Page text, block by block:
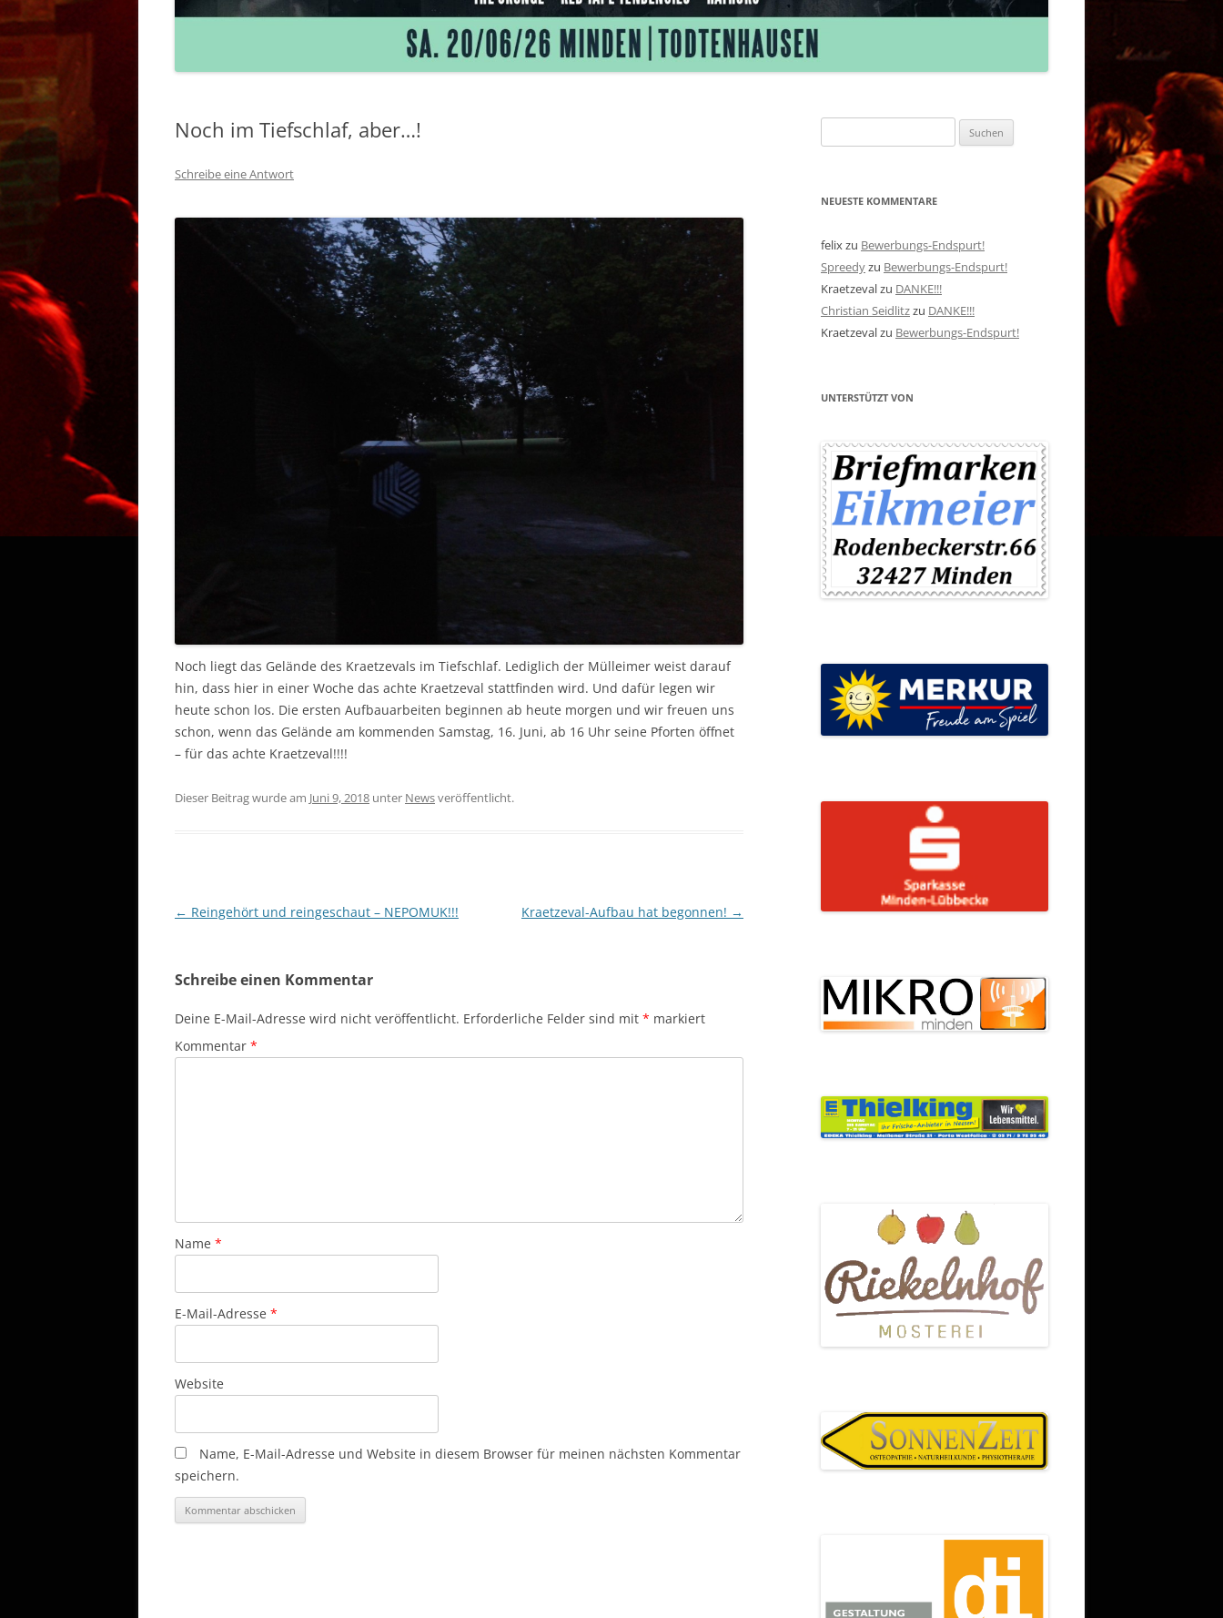
BANDS 2011 – 2015
Noch im Tiefschlaf, aber…!
Schreibe eine Antwort
Noch liegt das Gelände des Kraetzevals im Tiefschlaf. Lediglich der Mülleimer weist darauf
hin, dass hier in einer Woche das achte Kraetzeval stattfinden wird. Und dafür legen wir
heute schon los. Die ersten Aufbauarbeiten beginnen ab heute morgen und wir freuen uns
schon, wenn das Gelände am kommenden Samstag, 16. Juni, ab 16 Uhr seine Pforten öffnet
– für das achte Kraetzeval!!!!
Dieser Beitrag wurde am Juni 9, 2018 unter Newsveröffentlicht.
Beitragsnavigation
← Reingehört und reingeschaut – NEPOMUK!!! Kraetzeval-Aufbau hat begonnen! →
Schreibe einen Kommentar
Deine E-Mail-Adresse wird nicht veröffentlicht. Erforderliche Felder sind mit * markiert
Kommentar *
Name *
E-Mail-Adresse *
Website
Name, E-Mail-Adresse und Website in diesem Browser für meinen nächsten Kommentar
speichern.
nach:
NEUESTE KOMMENTARE
felixzu Bewerbungs-Endspurt!
Spreedyzu Bewerbungs-Endspurt!
Kraetzevalzu DANKE!!!
Christian Seidlitzzu DANKE!!!
Kraetzevalzu Bewerbungs-Endspurt!
UNTERSTÜTZT VON